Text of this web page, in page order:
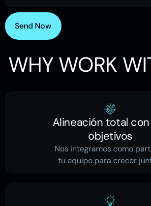
WHY WORK
Alineación total
objetivos
Nos integramos como
tu equipo para crecer